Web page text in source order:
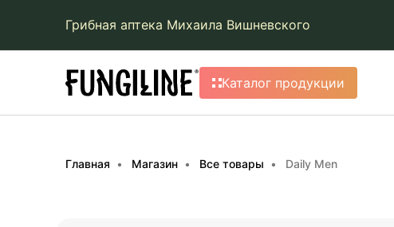
Грибная аптека Михаила Вишневского
Каталог продукции
Главная Магазин Все товары Daily Men